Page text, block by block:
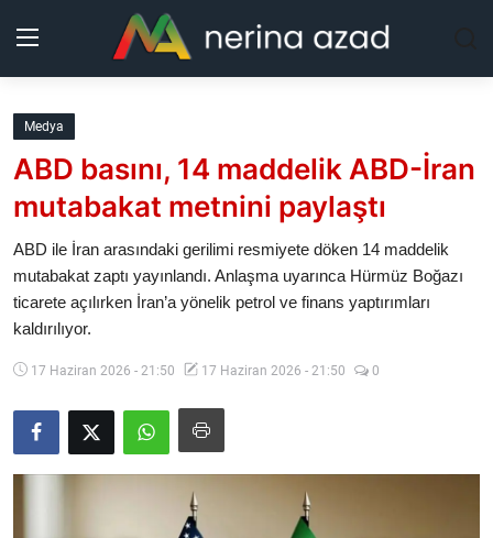
Kurdistan
Bölgeler
Güncel
Analiz
Galeri
Medya
ABD basını, 14 maddelik ABD-İran
mutabakat metnini paylaştı
ABD ile İran arasındaki gerilimi resmiyete döken 14 maddelik
mutabakat zaptı yayınlandı. Anlaşma uyarınca Hürmüz Boğazı
ticarete açılırken İran’a yönelik petrol ve finans yaptırımları
kaldırılıyor.
17 Haziran 2026 - 21:50 17 Haziran 2026 - 21:50 0